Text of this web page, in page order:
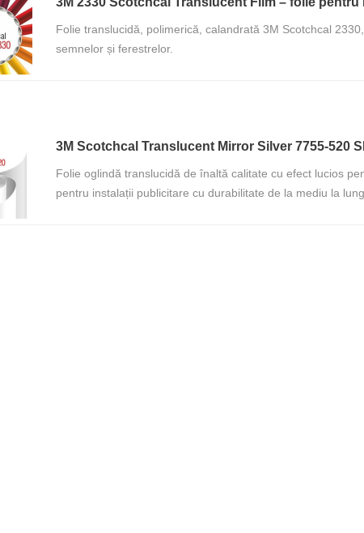
Folie translucidă, polimerică, calandrată 3M Scotchcal
semnelor și ferestrelor.
3M Scotchcal Translucent Mirror Silver 7755-520
Folie oglindă translucidă de înaltă calitate cu efect lucios
pentru instalații publicitare cu durabilitate de la mediu la